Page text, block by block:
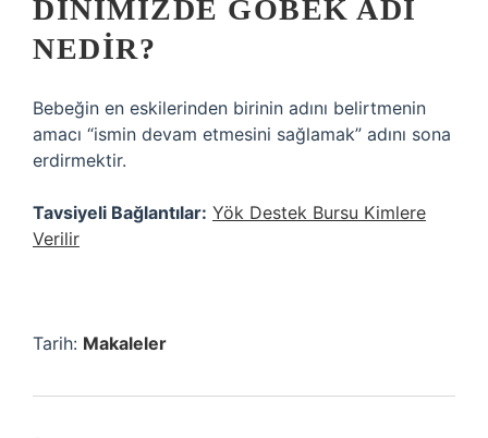
DINIMIZDE GÖBEK ADI
NEDIR?
Bebeğin en eskilerinden birinin adını belirtmenin
amacı “ismin devam etmesini sağlamak” adını sona
erdirmektir.
Tavsiyeli Bağlantılar: Yök Destek Bursu Kimlere
Verilir
Tarih: Makaleler